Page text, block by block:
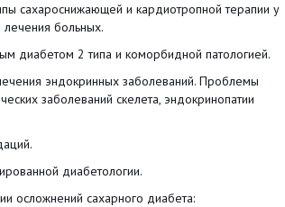
сахароснижающей и кардиотропной терапии у
больных.
2 типа и коморбидной патологией.
эндокринных заболеваний. Проблемы
заболеваний скелета, эндокринопатии
диабетологии.
сахарного диабета: